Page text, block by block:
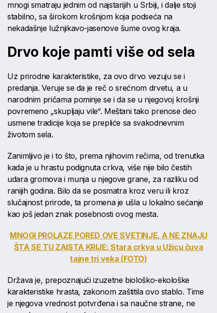
mnogi smatraju jednim od najstarijih u Srbiji, i dalje stoji
stabilno, sa širokom krošnjom koja podseća na
nekadašnje lužnjikavo-jasenove šume ovog kraja.
Drvo koje pamti više od sela
Uz prirodne karakteristike, za ovo drvo vezuju se i
predanja. Veruje se da je reč o srećnom drvetu, a u
narodnim pričama pominje se i da se u njegovoj krošnji
povremeno „skupljaju vile“. Meštani tako prenose deo
usmene tradicije koja se prepliće sa svakodnevnim
životom sela.
Zanimljivo je i to što, prema njihovim rečima, od trenutka
kada je u hrastu podignuta crkva, više nije bilo čestih
udara gromova i munja u njegove grane, za razliku od
ranijih godina. Bilo da se posmatra kroz veru ili kroz
slučajnost prirode, ta promena je ušla u lokalno sećanje
kao još jedan znak posebnosti ovog mesta.
MNOGI PROLAZE PORED OVE SVETINJE, A NE ZNAJU
ŠTA SE TU ZAISTA KRIJE: Stara crkva u Užicu čuva
tajne tri veka (FOTO)
Država je, prepoznajući izuzetne biološko-ekološke
karakteristike hrasta, zakonom zaštitila ovo stablo. Time
je njegova vrednost potvrđena i sa naučne strane, ne